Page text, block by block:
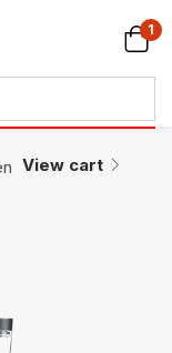
1
View cart